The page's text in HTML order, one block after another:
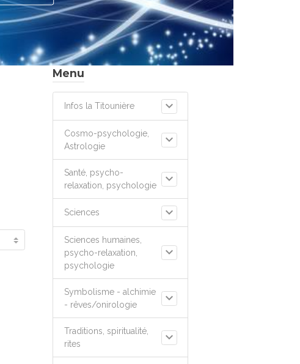
Menu
Infos la Titounière
Cosmo-psychologie,
Astrologie
Santé, psycho-
relaxation, psychologie
Sciences
Sciences humaines,
psycho-relaxation,
psychologie
Symbolisme - alchimie
- rêves/onirologie
Traditions, spiritualité,
rites